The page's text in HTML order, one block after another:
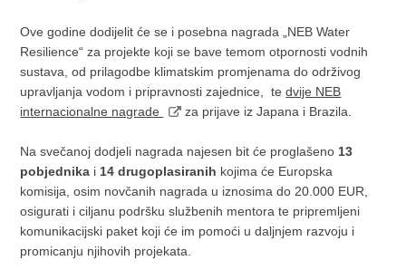
Ove godine dodijelit će se i posebna nagrada „NEB Water
Resilience“ za projekte koji se bave temom otpornosti vodnih
sustava, od prilagodbe klimatskim promjenama do održivog
upravljanja vodom i pripravnosti zajednice, tedvije NEB
internacionalne nagrade
za prijave iz Japana i Brazila.
Na svečanoj dodjeli nagrada najesen bit će proglašeno 13
pobjednika i 14 drugoplasiranih kojima će Europska
komisija, osim novčanih nagrada u iznosima do 20.000 EUR,
osigurati i ciljanu podršku službenih mentora te pripremljeni
komunikacijski paket koji će im pomoći u daljnjem razvoju i
promicanju njihovih projekata.